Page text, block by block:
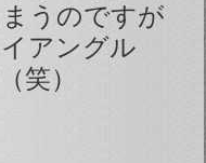
うのですが
アングル
笑）